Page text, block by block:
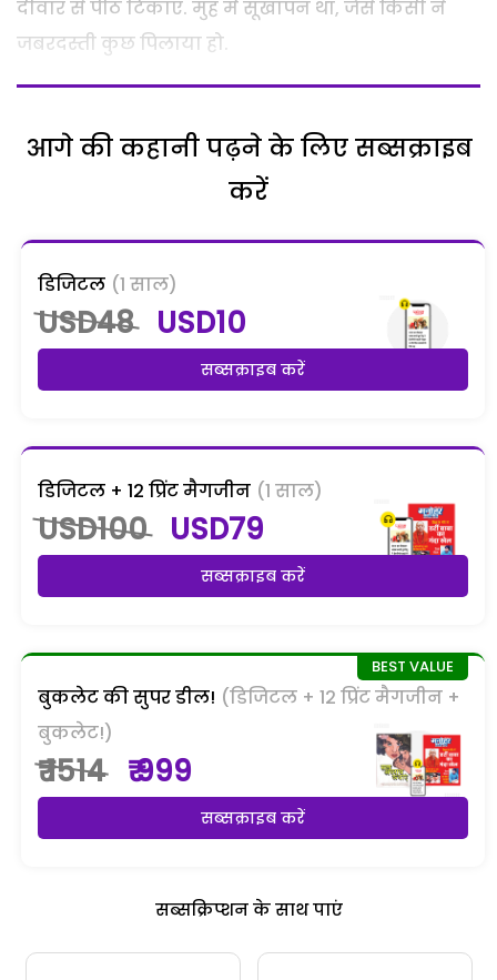
दीवार से पीठ टिकाए. मुंह में सूखापन था, जैसे किसी ने
जबरदस्ती कुछ पिलाया हो.
आगे की कहानी पढ़ने के लिए सब्सक्राइब
करें
डिजिटल (1 साल)
USD48 USD10
सब्सक्राइब करें
डिजिटल + 12 प्रिंट मैगजीन (1 साल)
USD100 USD79
सब्सक्राइब करें
बुकलेट की सुपर डील! (डिजिटल + 12 प्रिंट मैगजीन +
बुकलेट!)
₹ 1514 ₹ 999
सब्सक्राइब करें
सब्सक्रिप्शन के साथ पाएं